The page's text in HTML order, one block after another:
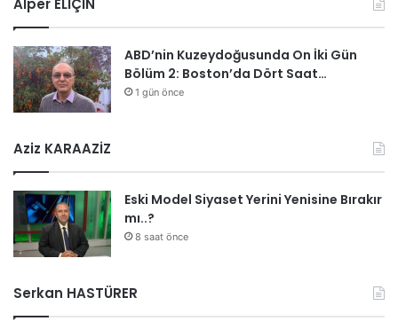
Alper ELİÇİN
ABD’nin Kuzeydoğusunda On İki Gün
Bölüm 2: Boston’da Dört Saat…
1 gün önce
Aziz KARAAZİZ
Eski Model Siyaset Yerini Yenisine Bırakır
mı..?
8 saat önce
Serkan HASTÜRER